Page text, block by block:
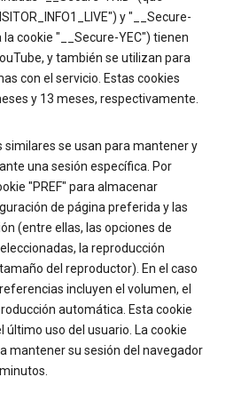
y "__Secure-
cookie "__Secure-YEC") tienen
y también se utilizan para
con el servicio. Estas cookies
y 13 meses, respectivamente.
similares se usan para mantener y
una sesión específica. Por
"PREF" para almacenar
de página preferida y las
(entre ellas, las opciones de
la reproducción
del reproductor). En el caso
incluyen el volumen, el
automática. Esta cookie
último uso del usuario. La cookie
mantener su sesión del navegador